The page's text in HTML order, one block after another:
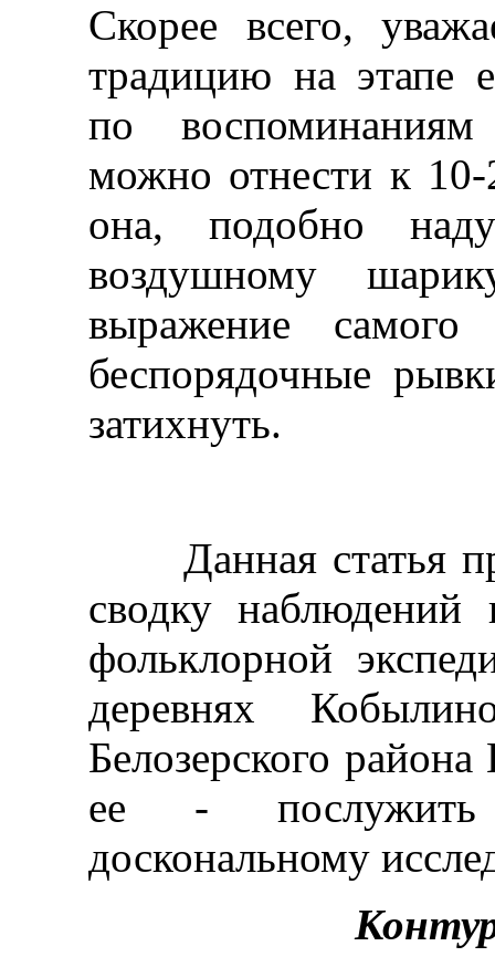
Скорее всего,
традицию на этапе
по
можно отнести к
она, подобно
воздушному
выражение
беспорядочные
затихнуть.
Данная статья
сводку
фольклорной
деревнях
Белозерского
ее -
доскональному